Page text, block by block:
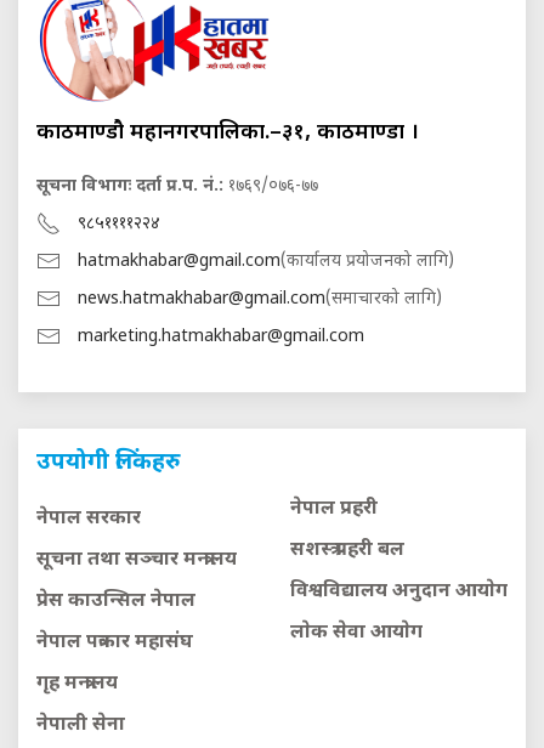
काठमाण्डौ महानगरपालिका.–३१, काठमाण्डौं ।
सूचना विभागः दर्ता प्र.प. नं.: १७६९/०७६-७७
९८५११११२२४
hatmakhabar@gmail.com(कार्यालय प्रयोजनको लागि)
news.hatmakhabar@gmail.com(समाचारको लागि)
marketing.hatmakhabar@gmail.com
उपयोगी लिंकहरु
नेपाल सरकार
सूचना तथा सञ्चार मन्त्रालय
प्रेस काउन्सिल नेपाल
नेपाल पत्रकार महासंघ
गृह मन्त्रालय
नेपाली सेना
नेपाल प्रहरी
सशस्त्र प्रहरी बल
विश्वविद्यालय अनुदान आयाेग
लाेक सेवा आयाेग